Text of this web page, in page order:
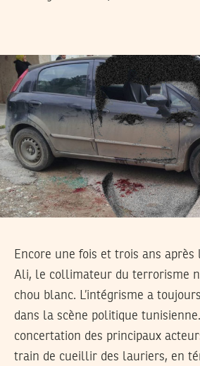
Encore une fois et trois ans après
Ali, le collimateur du terrorisme
chou blanc. L’intégrisme a
dans la scène politique
concertation des principaux
train de cueillir des lauriers, en